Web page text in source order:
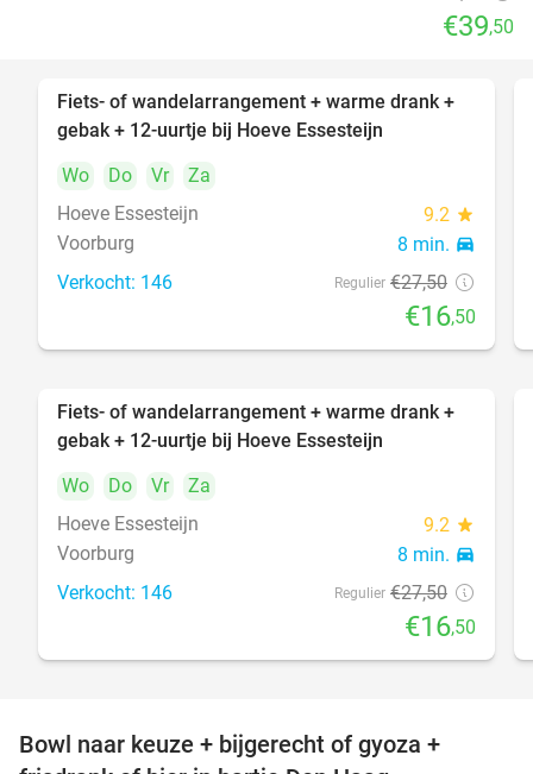
€39,50
40%
Fiets- of wandelarrangement + warme drank +
gebak + 12-uurtje bij Hoeve Essesteijn
Wo
Do Vr
Za
Hoeve Essesteijn
9.2 star
Voorburg 8 min. directions_car
Verkocht: 146 Regulier €27,50
€16,50
40%
Fiets- of wandelarrangement + warme drank +
gebak + 12-uurtje bij Hoeve Essesteijn
Wo
Do Vr
Za
Hoeve Essesteijn
9.2 star
Voorburg 8 min. directions_car
Verkocht: 146 Regulier €27,50
€16,50
Bowl naar keuze + bijgerecht of gyoza +